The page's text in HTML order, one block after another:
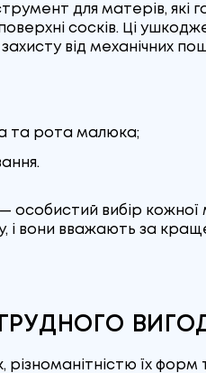
для матерів,
сосків. Ці
від механічних
та рота малюка;
вибір
вони вважають за
різноманітністю їх